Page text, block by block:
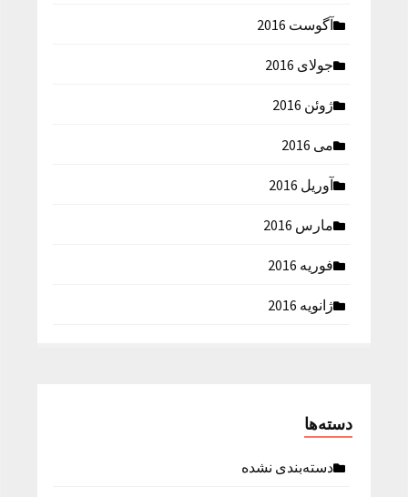
آگوست 2016
جولای 2016
ژوئن 2016
می 2016
آوریل 2016
مارس 2016
فوریه 2016
ژانویه 2016
دسته‌ها
دسته‌بندی نشده